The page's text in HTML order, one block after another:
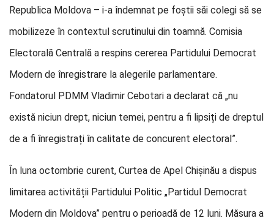
Republica Moldova – i-a îndemnat pe foștii săi colegi să se
mobilizeze în contextul scrutinului din toamnă. Comisia
Electorală Centrală a respins cererea Partidului Democrat
Modern de înregistrare la alegerile parlamentare.
Fondatorul PDMM Vladimir Cebotari a declarat că „nu
există niciun drept, niciun temei, pentru a fi lipsiți de dreptul
de a fi înregistrați în calitate de concurent electoral”.
În luna octombrie curent, Curtea de Apel Chișinău a dispus
limitarea activității Partidului Politic „Partidul Democrat
Modern din Moldova” pentru o perioadă de 12 luni. Măsura a